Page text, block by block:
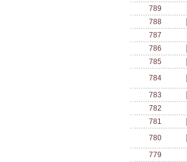
789
788
787
786
785
784
783
782
781
780
779